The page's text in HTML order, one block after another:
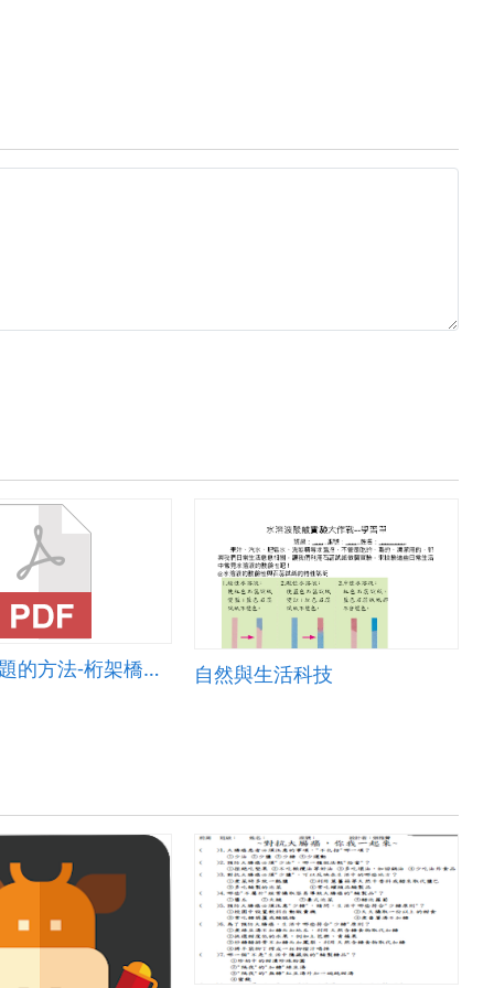
7-2解決問題的方法-桁架橋架設 自然與生活科技